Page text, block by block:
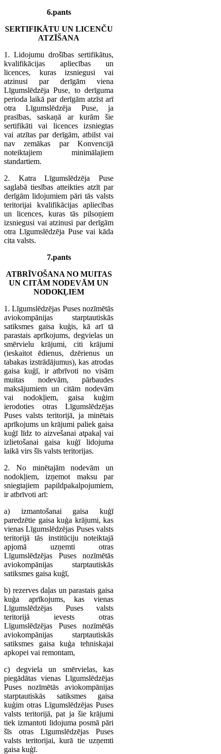
6.pants
SERTIFIKĀTU UN LICENČU
ATZĪŠANA
1. Lidojumu drošības sertifikātus,
kvalifikācijas apliecības un
licences, kuras izsniegusi vai
atzinusi par derīgām viena
Līgumslēdzēja Puse, to derīguma
perioda laikā par derīgām atzīst arī
otra Līgumslēdzēja Puse, ja
prasības, saskaņā ar kurām šie
sertifikāti vai licences izsniegtas
vai atzītas par derīgām, atbilst vai
nav zemākas par Konvencijā
noteiktajiem minimālajiem
standartiem.
2. Katra Līgumslēdzēja Puse
saglabā tiesības atteikties atzīt par
derīgām lidojumiem pāri tās valsts
teritorijai kvalifikācijas apliecības
un licences, kuras tās pilsoņiem
izsniegusi vai atzinusi par derīgām
otra Līgumslēdzēja Puse vai kāda
cita valsts.
7.pants
ATBRĪVOŠANA NO MUITAS
UN CITĀM NODEVĀM UN
NODOKĻIEM
1. Līgumslēdzējas Puses nozīmētās
aviokompānijas starptautiskās
satiksmes gaisa kuģis, kā arī tā
parastais aprīkojums, degvielas un
smērvielu krājumi, citi krājumi
(ieskaitot ēdienus, dzērienus un
tabakas izstrādājumus), kas atrodas
gaisa kuģī, ir atbrīvoti no visām
muitas nodevām, pārbaudes
maksājumiem un citām nodevām
vai nodokļiem, gaisa kuģim
ierodoties otras Līgumslēdzējas
Puses valsts teritorijā, ja minētais
aprīkojums un krājumi paliek gaisa
kuģī līdz to aizvešanai atpakaļ vai
izlietošanai gaisa kuģī lidojuma
laikā virs šīs valsts teritorijas.
2. No minētajām nodevām un
nodokļiem, izņemot maksu par
sniegtajiem papildpakalpojumiem,
ir atbrīvoti arī:
a) izmantošanai gaisa kuģī
paredzētie gaisa kuģa krājumi, kas
vienas Līgumslēdzējas Puses valsts
teritorijā tās institūciju noteiktajā
apjomā uzņemti otras
Līgumslēdzējas Puses nozīmētās
aviokompānijas starptautiskās
satiksmes gaisa kuģī,
b) rezerves daļas un parastais gaisa
kuģa aprīkojums, kas vienas
Līgumslēdzējas Puses valsts
teritorijā ievests otras
Līgumslēdzējas Puses nozīmētās
aviokompānijas starptautiskās
satiksmes gaisa kuģa tehniskajai
apkopei vai remontam,
c) degviela un smērvielas, kas
piegādātas vienas Līgumslēdzējas
Puses nozīmētās aviokompānijas
starptautiskās satiksmes gaisa
kuģim otras Līgumslēdzējas Puses
valsts teritorijā, pat ja šie krājumi
tiek izmantoti lidojuma posmā pāri
šīs otras Līgumslēdzējas Puses
valsts teritorijai, kurā tie uzņemti
gaisa kuģī.